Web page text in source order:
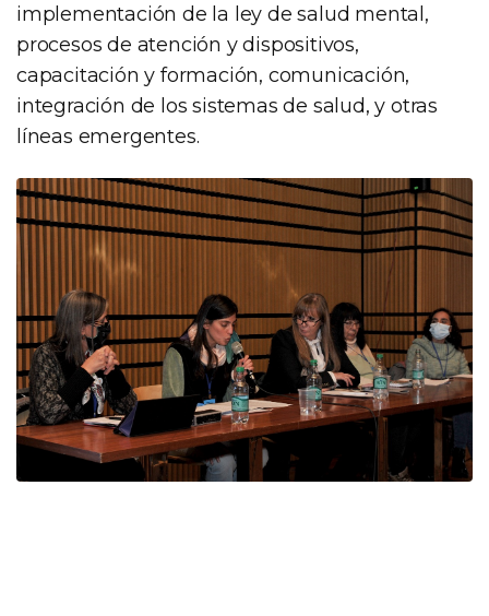
implementación de la ley de salud mental,
procesos de atención y dispositivos,
capacitación y formación, comunicación,
integración de los sistemas de salud, y otras
líneas emergentes.